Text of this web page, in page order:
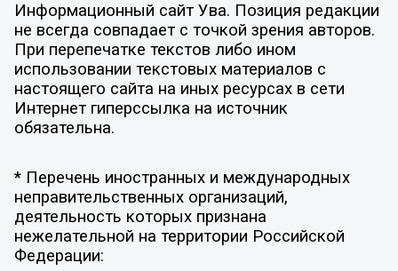
Информационный сайт Ува. Позиция редакции
не всегда совпадает с точкой зрения авторов.
При перепечатке текстов либо ином
использовании текстовых материалов с
настоящего сайта на иных ресурсах в сети
Интернет гиперссылка на источник
обязательна.
* Перечень иностранных и международных
неправительственных организаций,
деятельность которых признана
нежелательной на территории Российской
Федерации: